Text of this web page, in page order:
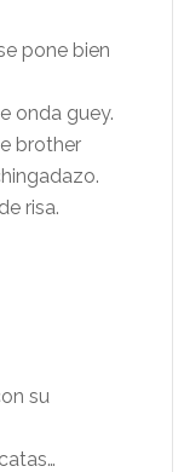
pone bien
onda guey.
brother
risa.
su